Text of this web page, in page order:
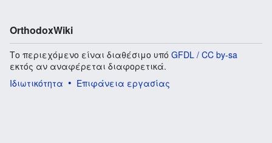
OrthodoxWiki
Το περιεχόμενο είναι διαθέσιμο υπό GFDL / CC by-sa
εκτός αν αναφέρεται διαφορετικά.
Ιδιωτικότητα
Επιφάνεια εργασίας